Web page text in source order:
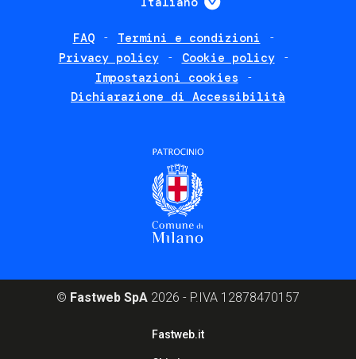
FAQ
Termini e condizioni
Privacy policy
Cookie policy
Impostazioni cookies
Dichiarazione di Accessibilità
© Fastweb SpA 2026 - P.IVA 12878470157
Fastweb.it